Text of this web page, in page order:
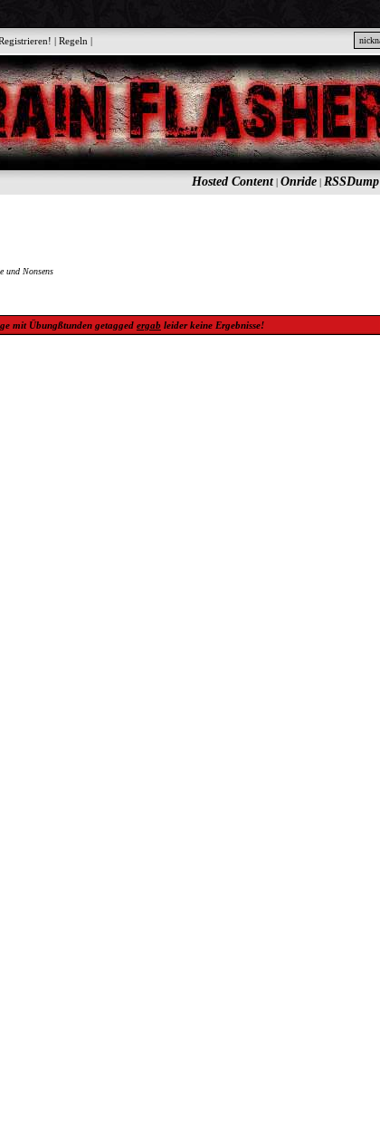
|Regeln |
Hosted Content| Onride| RSSDump
und Nonsens
mit Übungßtundengetagged ergab leider keineErgebnisse!